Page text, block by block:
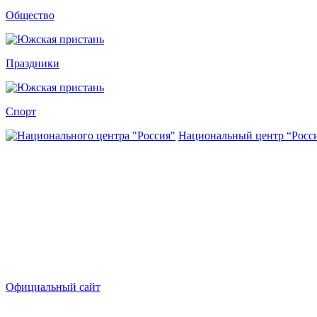
Общество
Праздники
Спорт
Национальный центр
Официальный сайт